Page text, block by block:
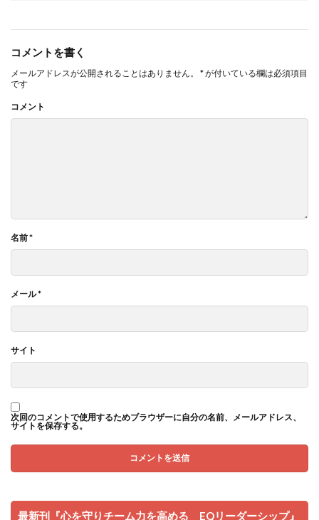
コメントを書く
メールアドレスが公開されることはありません。 *が付いている欄は必須項目
です
コメント
名前*
メール*
サイト
次回のコメントで使用するためブラウザーに自分の名前、メールアドレス、
サイトを保存する。
最新刊『心を守りチーム力を高める EQリーダーシップ』